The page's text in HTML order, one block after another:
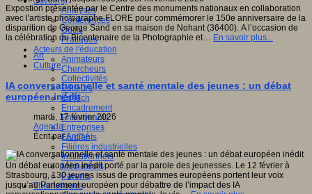
Analyses
Conférences
Outils
Pratiques
Acteurs de l'éducation
Animateurs
Chercheurs
Collectivités
Editeurs
EdTech
Encadrement
Enseignants
Entreprises
Etudiants
Filières industrielles
Institutionnels
Médiateurs
Parents
Thématiques
Expostion présentée par le Centre des monuments nationaux en collaboration
avec l'artiste photographe FLORE pour commémorer le 150e anniversaire de la
disparition de George Sand en sa maison de Nohant (36400). A l’occasion de
la célébration du Bicentenaire de la Photographie et… En savoir plus...
Art
Culture
IA conversationnelle et santé mentale des jeunes : un débat
européen inédit
mardi, 17 février 2026
Agenda
Écrit parAn@é
Un débat européen inédit porté par la parole des jeunesses. Le 12 février à
Strasbourg, 130 jeunes issus de programmes européens portent leur voix
jusqu’au Parlement européen pour débattre de l’impact des IA